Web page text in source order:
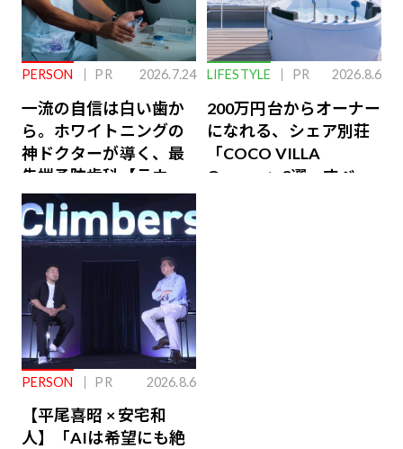
PERSON PR 2026.7.24
一流の自信は白い歯か
ら。ホワイトニングの
神ドクターが導く、最
先端予防歯科【ラウン
ジ会員特典あり】
LIFESTYLE PR 2026.8.6
200万円台からオーナー
になれる、シェア別荘
「COCO VILLA
Owners」3選。すべて
PERSON PR 2026.8.6
【平尾喜昭 × 安宅和
人】「AIは希望にも絶